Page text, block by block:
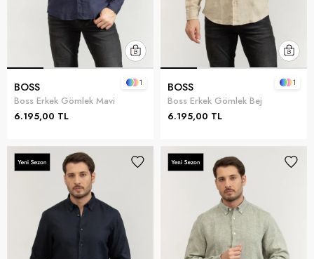
BOSS
Boss Erkek Gömlek Mavi
6.195,00 TL
1 BOSS
Boss Erkek Gömlek Bej
6.195,00 TL
1